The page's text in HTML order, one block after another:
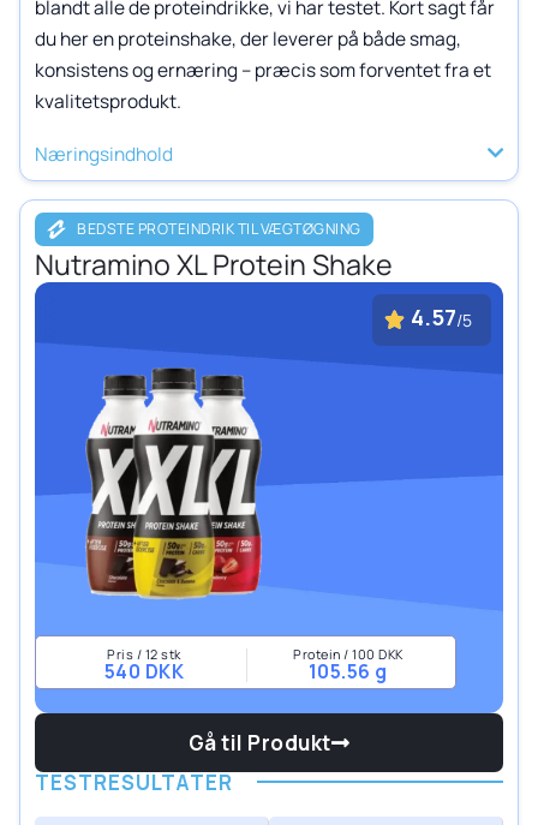
blandt alle de proteindrikke, vi har testet. Kort sagt får
du her en proteinshake, der leverer på både smag,
konsistens og ernæring – præcis som forventet fra et
kvalitetsprodukt.
Næringsindhold
BEDSTE PROTEINDRIK TIL VÆGTØGNING
Nutramino XL Protein Shake
Pris / 12 stk
540 DKK
Protein / 100 DKK
105.56 g
4.57/5
Gå til Produkt
TESTRESULTATER